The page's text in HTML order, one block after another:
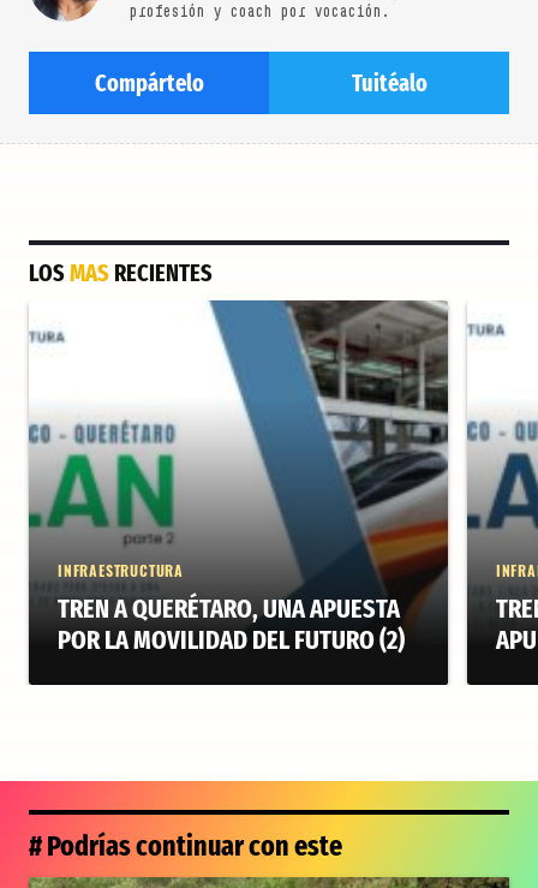
profesión y coach por vocación.
Compártelo Tuitéalo
LOSMAS RECIENTES
INFRAESTRUCTURA
TREN A QUERÉTARO, UNA APUESTA
POR LA MOVILIDAD DEL FUTURO (2)
# Podrías continuar con este